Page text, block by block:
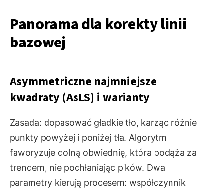
Panorama dla korekty linii
bazowej
Asymmetriczne najmniejsze
kwadraty (AsLS) i warianty
Zasada: dopasować gładkie tło, karząc różnie
punkty powyżej i poniżej tła. Algorytm
faworyzuje dolną obwiednię, która podąża za
trendem, nie pochłaniając pików. Dwa
parametry kierują procesem: współczynnik